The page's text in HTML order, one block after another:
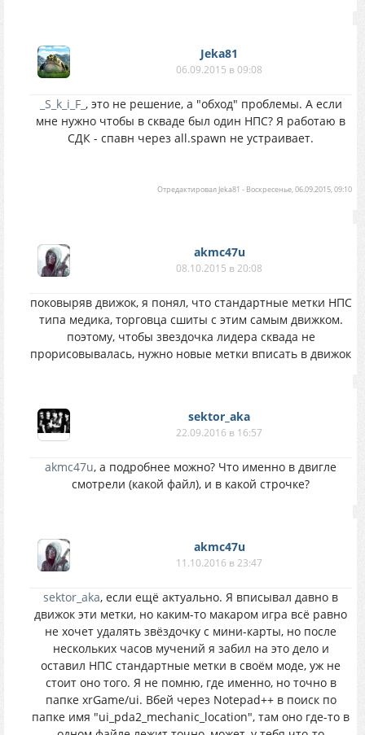
Jeka81
06.09.2015 в 09:08
_S_k_i_F_ , это не решение, а "обход" проблемы. А если
мне нужно чтобы в скваде был один НПС? Я работаю в
СДК - спавн через all.spawn не устраивает.
Отредактировал Jeka81 - Воскресенье, 06.09.2015, 09:10
akmc47u
08.10.2015 в 20:08
поковыряв движок, я понял, что стандартные метки НПС
типа медика, торговца сшиты с этим самым движком.
поэтому, чтобы звездочка лидера сквада не
прорисовывалась, нужно новые метки вписать в движок
sektor_aka
22.09.2016 в 16:57
akmc47u, а подробнее можно? Что именно в двигле
смотрели (какой файл), и в какой строчке?
akmc47u
11.10.2016 в 23:47
sektor_aka, если ещё актуально. Я вписывал давно в
движок эти метки, но каким-то макаром игра всё равно
не хочет удалять звёздочку с мини-карты, но после
нескольких часов мучений я забил на это дело и
оставил НПС стандартные метки в своём моде, уж не
стоит оно того. Я не помню, где именно, но точно в
папке xrGame/ui. Вбей через Notepad++ в поиск по
папке имя "ui_pda2_mechanic_location", там оно где-то в